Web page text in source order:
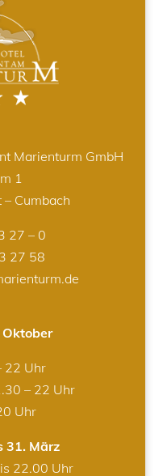
Marienturm GmbH
1
Cumbach
27 – 0
27 58
22 Uhr
– 22 Uhr
Uhr
31. März
22.00 Uhr